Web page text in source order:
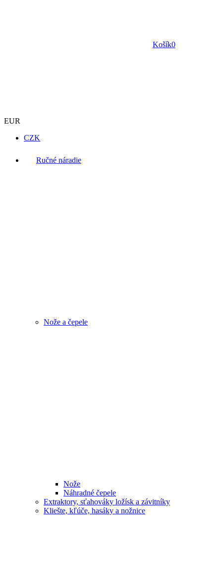
Košík0
EUR
CZK
Ručné náradie
Nože a čepele
Nože
Náhradné čepele
Extraktory, sťahováky ložísk a závitníky
Kliešte, kľúče, hasáky a nožnice